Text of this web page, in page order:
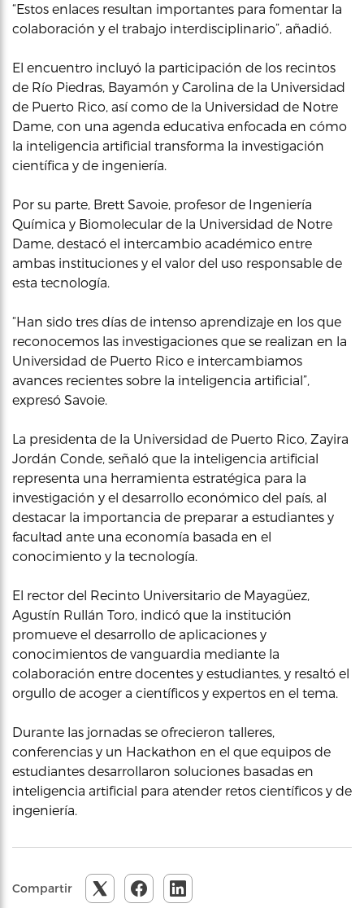
“Estos enlaces resultan importantes para fomentar la
colaboración y el trabajo interdisciplinario”, añadió.
El encuentro incluyó la participación de los recintos
de Río Piedras, Bayamón y Carolina de la Universidad
de Puerto Rico, así como de la Universidad de Notre
Dame, con una agenda educativa enfocada en cómo
la inteligencia artificial transforma la investigación
científica y de ingeniería.
Por su parte, Brett Savoie, profesor de Ingeniería
Química y Biomolecular de la Universidad de Notre
Dame, destacó el intercambio académico entre
ambas instituciones y el valor del uso responsable de
esta tecnología.
“Han sido tres días de intenso aprendizaje en los que
reconocemos las investigaciones que se realizan en la
Universidad de Puerto Rico e intercambiamos
avances recientes sobre la inteligencia artificial”,
expresó Savoie.
La presidenta de la Universidad de Puerto Rico, Zayira
Jordán Conde, señaló que la inteligencia artificial
representa una herramienta estratégica para la
investigación y el desarrollo económico del país, al
destacar la importancia de preparar a estudiantes y
facultad ante una economía basada en el
conocimiento y la tecnología.
El rector del Recinto Universitario de Mayagüez,
Agustín Rullán Toro, indicó que la institución
promueve el desarrollo de aplicaciones y
conocimientos de vanguardia mediante la
colaboración entre docentes y estudiantes, y resaltó el
orgullo de acoger a científicos y expertos en el tema.
Durante las jornadas se ofrecieron talleres,
conferencias y un Hackathon en el que equipos de
estudiantes desarrollaron soluciones basadas en
inteligencia artificial para atender retos científicos y de
ingeniería.
Compartir